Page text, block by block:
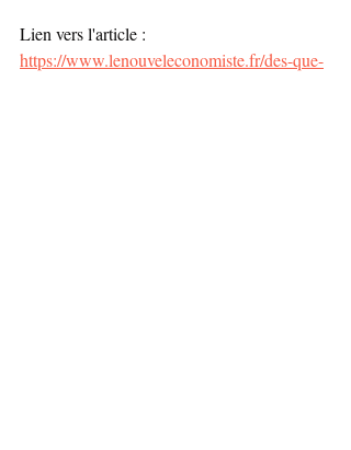
Lien vers l'article :
https://www.lenouveleconomiste.fr/des-que-